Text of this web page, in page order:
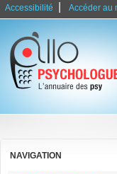
Accessibilité Accéder au
NAVIGATION